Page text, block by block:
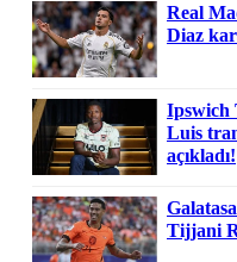
Real
Diaz
Ipswich
Luis
açıkladı!
Tijjani